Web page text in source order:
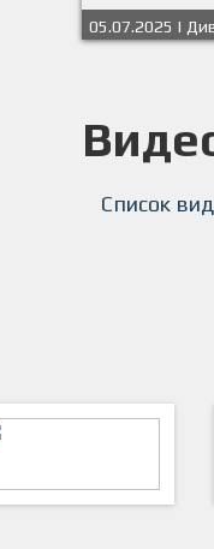
05.07.2025 |
Весна-Лето 25
Список